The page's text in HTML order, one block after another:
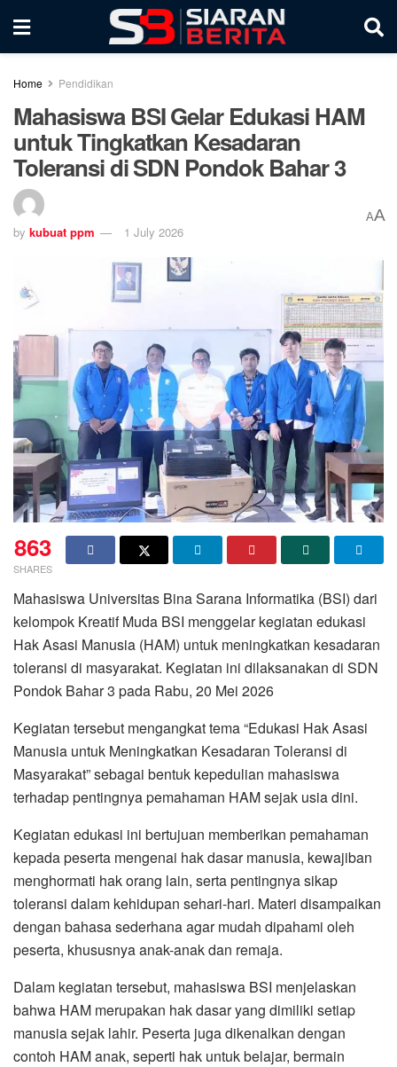
Home Pendidikan
Mahasiswa BSI Gelar Edukasi HAM
untuk Tingkatkan Kesadaran
Toleransi di SDN Pondok Bahar 3
by kubuat ppm 1 July 2026
AA
863
SHARES
Mahasiswa Universitas Bina Sarana Informatika (BSI) dari
kelompok Kreatif Muda BSI menggelar kegiatan edukasi
Hak Asasi Manusia (HAM) untuk meningkatkan kesadaran
toleransi di masyarakat. Kegiatan ini dilaksanakan di SDN
Pondok Bahar 3 pada Rabu, 20 Mei 2026
Kegiatan tersebut mengangkat tema “Edukasi Hak Asasi
Manusia untuk Meningkatkan Kesadaran Toleransi di
Masyarakat” sebagai bentuk kepedulian mahasiswa
terhadap pentingnya pemahaman HAM sejak usia dini.
Kegiatan edukasi ini bertujuan memberikan pemahaman
kepada peserta mengenai hak dasar manusia, kewajiban
menghormati hak orang lain, serta pentingnya sikap
toleransi dalam kehidupan sehari-hari. Materi disampaikan
dengan bahasa sederhana agar mudah dipahami oleh
peserta, khususnya anak-anak dan remaja.
Dalam kegiatan tersebut, mahasiswa BSI menjelaskan
bahwa HAM merupakan hak dasar yang dimiliki setiap
manusia sejak lahir. Peserta juga dikenalkan dengan
contoh HAM anak, seperti hak untuk belajar, bermain